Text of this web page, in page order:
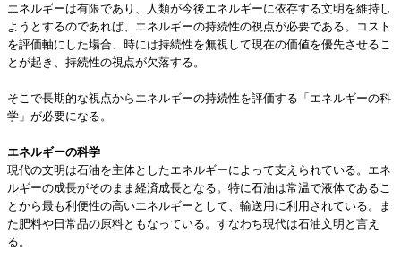
エネルギーは有限であり、人類が今後エネルギーに依存する文明を維持し
ようとするのであれば、エネルギーの持続性の視点が必要である。コスト
を評価軸にした場合、時には持続性を無視して現在の価値を優先させるこ
とが起き、持続性の視点が欠落する。
そこで長期的な視点からエネルギーの持続性を評価する「エネルギーの科
学」が必要になる。
エネルギーの科学
現代の文明は石油を主体としたエネルギーによって支えられている。エネ
ルギーの成長がそのまま経済成長となる。特に石油は常温で液体であるこ
とから最も利便性の高いエネルギーとして、輸送用に利用されている。ま
た肥料や日常品の原料ともなっている。すなわち現代は石油文明と言え
る。